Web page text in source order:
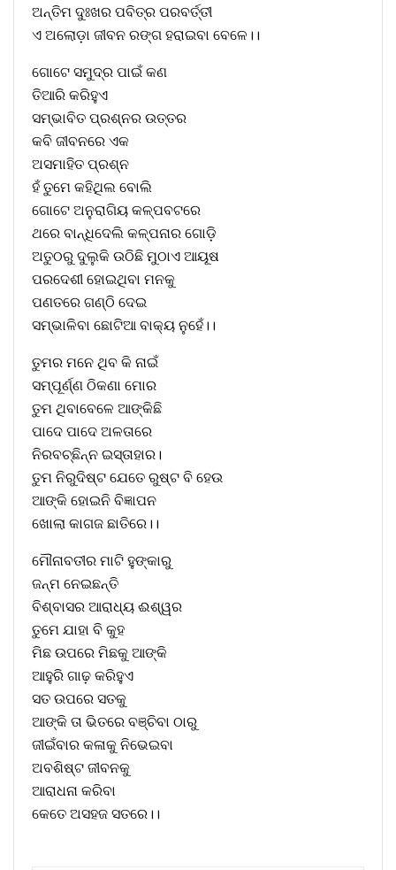
ଅନ୍ତିମ ଦୁଃଖର ପବିତ୍ର ପରବର୍ତ୍ତୀ
ଏ ଅଲୋଡ଼ା ଜୀବନ ରଙ୍ଗ ହରାଇବା ବେଳେ।।
ଗୋଟେ ସମୁଦ୍ର ପାଇଁ କଣ
ତିଆରି କରିହୁଏ
ସମ୍ଭାବିତ ପ୍ରଶ୍ନର ଉତ୍ତର
କବି ଜୀବନରେ ଏକ
ଅସମାହିତ ପ୍ରଶ୍ନ
ହଁ ତୁମେ କହିଥିଲ ବୋଲି
ଗୋଟେ ଅନୁରାଗିୟ କଳ୍ପବଟରେ
ଥରେ ବାନ୍ଧିଦେଲି କଳ୍ପନାର ଗୋଡ଼ି
ଅତୁଠରୁ ଦୁଲୁକି ଉଠିଛି ମୁଠାଏ ଆୟୂଷ
ପରଦେଶୀ ହୋଇଥିବା ମନକୁ
ପଣତରେ ଗଣ୍ଠି ଦେଇ
ସମ୍ଭାଳିବା ଛୋଟିଆ ବାକ୍ୟ ନୁହେଁ।।
ତୁମର ମନେ ଥିବ କି ନାଇଁ
ସମ୍ପୂର୍ଣ୍ଣ ଠିକଣା ମୋର
ତୁମ ଥିବାବେଳେ ଆଙ୍କିଛି
ପାଦେ ପାଦେ ଅଳତାରେ
ନିରବଚ୍ଛିନ୍ନ ଇସ୍ତାହାର।
ତୁମ ନିରୁଦିଷ୍ଟ ଯେତେ ରୁଷ୍ଟ ବି ହେଉ
ଆଙ୍କି ହୋଇନି ବିଜ୍ଞାପନ
ଖୋଲା କାଗଜ ଛାତିରେ।।
ମୌନାବତୀର ମାଟି ହୁଙ୍କାରୁ
ଜନ୍ମ ନେଇଛନ୍ତି
ବିଶ୍ବାସର ଆରାଧ୍ୟ ଈଶ୍ୱର
ତୁମେ ଯାହା ବି କୁହ
ମିଛ ଉପରେ ମିଛକୁ ଆଙ୍କି
ଆହୁରି ଗାଢ଼ କରିହୁଏ
ସତ ଉପରେ ସତକୁ
ଆଙ୍କି ତା ଭିତରେ ବଞ୍ଚିବା ଠାରୁ
ଜୀଇଁବାର କଳାକୁ ନିଭେଇବା
ଅବଶିଷ୍ଟ ଜୀବନକୁ
ଆରାଧନା କରିବା
କେତେ ଅସହଜ ସତରେ।।